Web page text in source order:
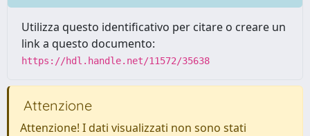
Utilizza questo identificativo per citare o creare un
link a questo documento:
https://hdl.handle.net/11572/35638
Attenzione
Attenzione! I dati visualizzati non sono stati